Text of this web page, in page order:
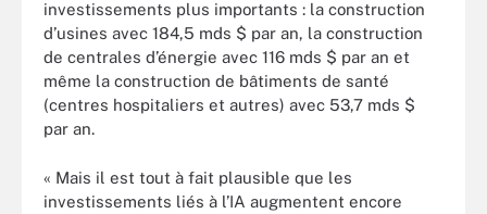
investissements plus importants : la construction
d’usines avec 184,5 mds $ par an, la construction
de centrales d’énergie avec 116 mds $ par an et
même la construction de bâtiments de santé
(centres hospitaliers et autres) avec 53,7 mds $
par an.
« Mais il est tout à fait plausible que les
investissements liés à l’IA augmentent encore